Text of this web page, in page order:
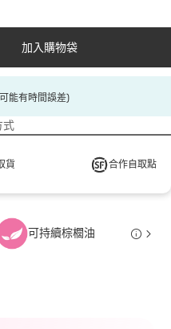
加入購物袋
能有時間誤差)
式
貨 合作自取點
可持續棕櫚油